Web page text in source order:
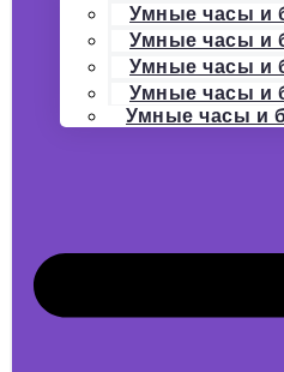
Умные часы и
Умные часы и
Умные часы и
Умные часы и
Умные часы и